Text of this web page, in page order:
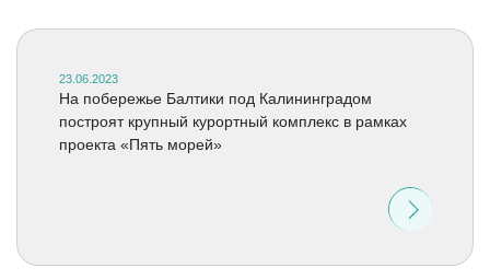
23.06.2023
На побережье Балтики под Калининградом
построят крупный курортный комплекс в рамках
проекта «Пять морей»